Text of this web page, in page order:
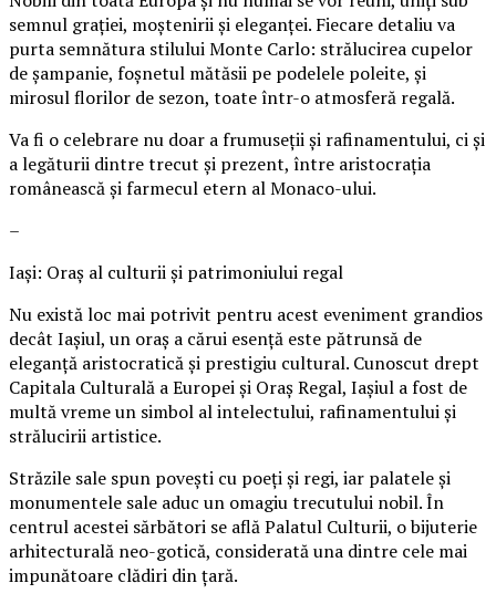
semnul grației, moștenirii și eleganței. Fiecare detaliu va
purta semnătura stilului Monte Carlo: strălucirea cupelor
de șampanie, foșnetul mătăsii pe podelele poleite, și
mirosul florilor de sezon, toate într-o atmosferă regală.
Va fi o celebrare nu doar a frumuseții și rafinamentului, ci și
a legăturii dintre trecut și prezent, între aristocrația
românească și farmecul etern al Monaco-ului.
–
Iași: Oraș al culturii și patrimoniului regal
Nu există loc mai potrivit pentru acest eveniment grandios
decât Iașiul, un oraș a cărui esență este pătrunsă de
eleganță aristocratică și prestigiu cultural. Cunoscut drept
Capitala Culturală a Europei și Oraș Regal, Iașiul a fost de
multă vreme un simbol al intelectului, rafinamentului și
strălucirii artistice.
Străzile sale spun povești cu poeți și regi, iar palatele și
monumentele sale aduc un omagiu trecutului nobil. În
centrul acestei sărbători se află Palatul Culturii, o bijuterie
arhitecturală neo-gotică, considerată una dintre cele mai
impunătoare clădiri din țară.